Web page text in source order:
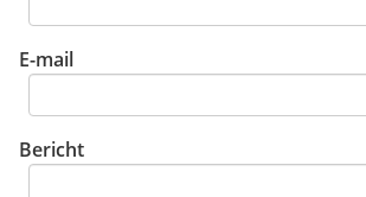
E-mail
Bericht